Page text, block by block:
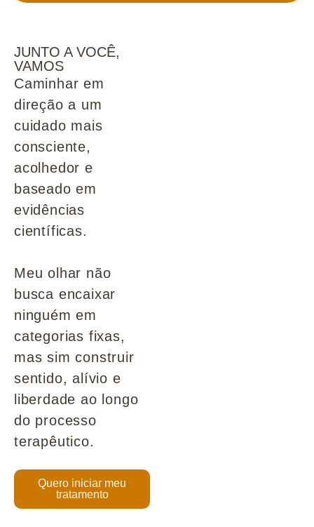
JUNTO A VOCÊ,
VAMOS
Caminhar em
direção a um
cuidado mais
consciente,
acolhedor e
baseado em
evidências
científicas.
Meu olhar não
busca encaixar
ninguém em
categorias fixas,
mas sim construir
sentido, alívio e
liberdade ao longo
do processo
terapêutico.
Quero iniciar meu
tratamento